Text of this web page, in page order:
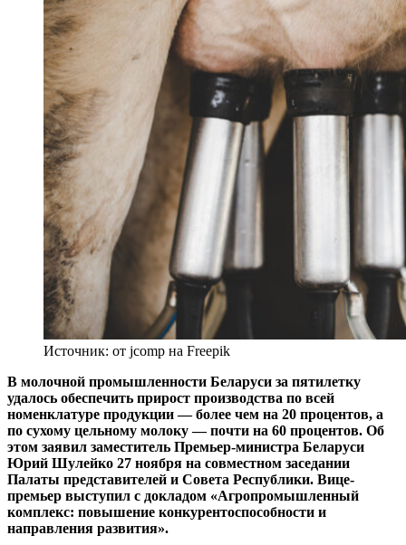
Источник: от jcomp на Freepik
В молочной промышленности Беларуси за пятилетку
удалось обеспечить прирост производства по всей
номенклатуре продукции — более чем на 20 процентов, а
по сухому цельному молоку — почти на 60 процентов. Об
этом заявил заместитель Премьер-министра Беларуси
Юрий Шулейко 27 ноября на совместном заседании
Палаты представителей и Совета Республики. Вице-
премьер выступил с докладом «Агропромышленный
комплекс: повышение конкурентоспособности и
направления развития».